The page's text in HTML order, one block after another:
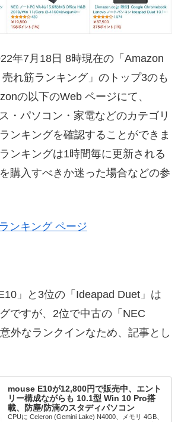
年7月18日 8時現在の「Amazon
れ筋ランキング」のトップ3のも
の以下のWeb ページにて、
・パソコン・家電などのカテゴリ
ンキングを確認することができま
ンキングは1時間毎に更新される
購入すべきか迷った場合などの参
ンキング ページ
」と3位の「Ideapad Duet」は
ですが、2位で中古の「NEC
外なランクインなため、記事とし
mouse E10が12,800円で販売中、エント
リー構成ながらも 10.1型 Win 10 Pro搭
載、防塵/防滴のスタディパソコン
CPUに Celeron (Gemini Lake) N4000、メモリ 4GB、